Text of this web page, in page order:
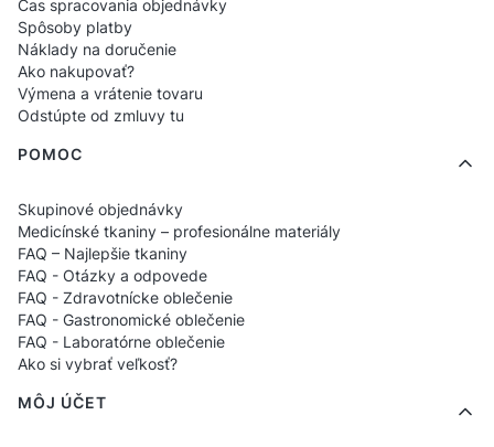
Kategória „Služby a doplnky“ bola vytvorená
na to, aby ti uľahčila proces objednávok: od
prípravy balíka po personalizáciu produktov.
Nezáleží na tom, či posielaš balík alebo
nájdeš všetko, čo potrebuješ, aby si to urobil
rýchlo, pohodlne a profesionálne.
Čas spracovania objednávky
Spôsoby platby
Náklady na doručenie
Ako nakupovať?
Výmena a vrátenie tovaru
Odstúpte od zmluvy tu
POMOC
Skupinové objednávky
Medicínské tkaniny – profesionálne materiály
FAQ – Najlepšie tkaniny
FAQ - Otázky a odpovede
FAQ - Zdravotnícke oblečenie
FAQ - Gastronomické oblečenie
FAQ - Laboratórne oblečenie
Ako si vybrať veľkosť?
MÔJ ÚČET